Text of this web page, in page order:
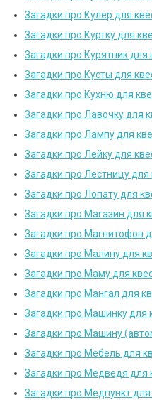
Загадки про Кулер для
Загадки про Куртку для
Загадки про Курятник для
Загадки про Кусты для
Загадки про Кухню для
Загадки про Лавочку для
Загадки про Лампу для
Загадки про Лейку для
Загадки про Лестницу для
Загадки про Лопату для
Загадки про Магазин для
Загадки про Магнитофон
Загадки про Малину для
Загадки про Маму для
Загадки про Мангал для
Загадки про Машинку для
Загадки про Машину
Загадки про Мебель для
Загадки про Медведя для
Загадки про Медпункт для